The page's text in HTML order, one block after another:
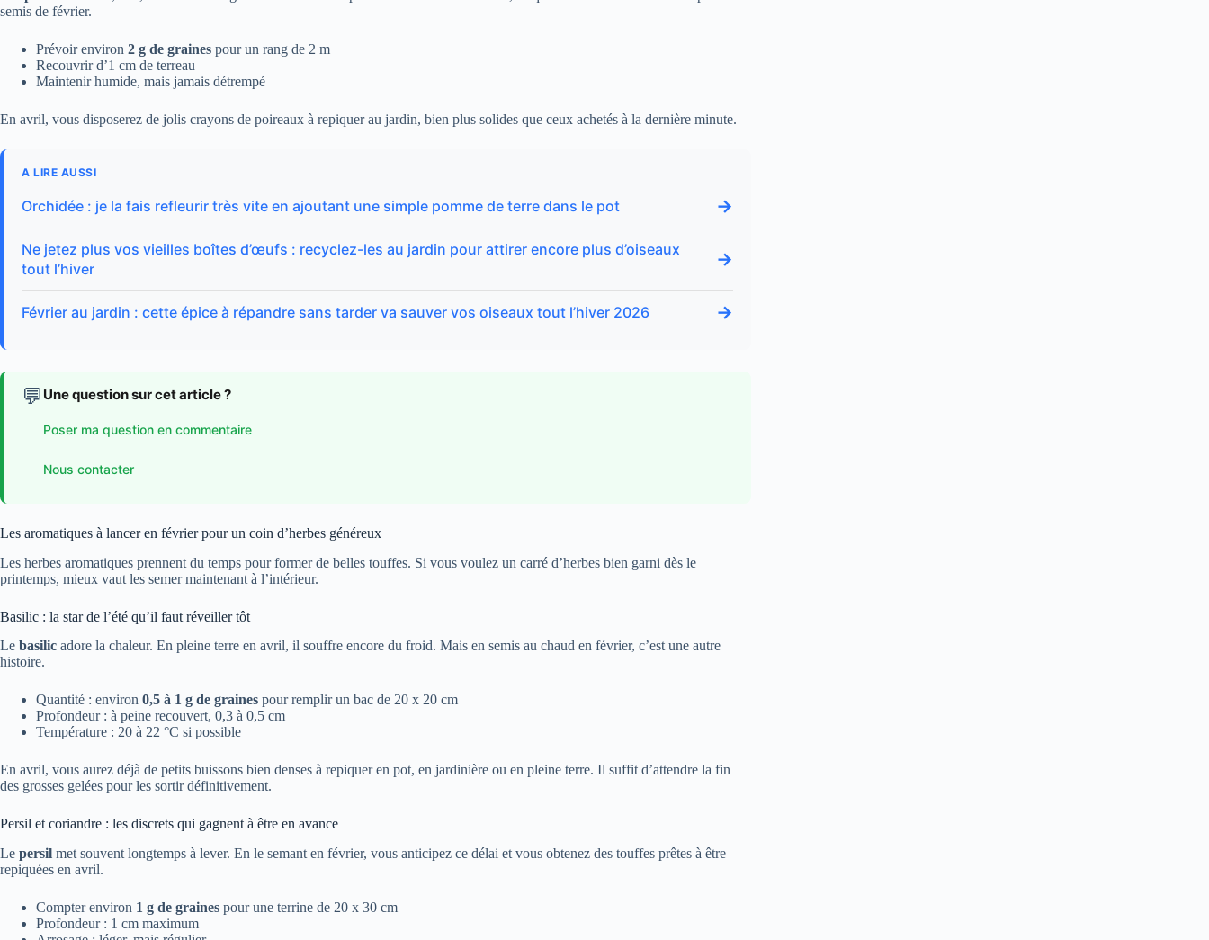
semis de février.
Prévoir environ 2 g de graines pour un rang de 2 m
Recouvrir d’1 cm de terreau
Maintenir humide, mais jamais détrempé
En avril, vous disposerez de jolis crayons de poireaux à repiquer au jardin, bien plus solides que ceux achetés à la dernière minute.
A LIRE AUSSI
Orchidée : je la fais refleurir très vite en ajoutant une simple pomme de terre dans le pot →
Ne jetez plus vos vieilles boîtes d’œufs : recyclez-les au jardin pour attirer encore plus d’oiseaux
tout l’hiver
→
Février au jardin : cette épice à répandre sans tarder va sauver vos oiseaux tout l’hiver 2026 →
💬 Une question sur cet article ?
Poser ma question en commentaire
Nous contacter
Les aromatiques à lancer en février pour un coin d’herbes généreux
Les herbes aromatiques prennent du temps pour former de belles touffes. Si vous voulez un carré d’herbes bien garni dès le
printemps, mieux vaut les semer maintenant à l’intérieur.
Basilic : la star de l’été qu’il faut réveiller tôt
Le basilic adore la chaleur. En pleine terre en avril, il souffre encore du froid. Mais en semis au chaud en février, c’est une autre
histoire.
Quantité : environ 0,5 à 1 g de graines pour remplir un bac de 20 x 20 cm
Profondeur : à peine recouvert, 0,3 à 0,5 cm
Température : 20 à 22 °C si possible
En avril, vous aurez déjà de petits buissons bien denses à repiquer en pot, en jardinière ou en pleine terre. Il suffit d’attendre la fin
des grosses gelées pour les sortir définitivement.
Persil et coriandre : les discrets qui gagnent à être en avance
Le persil met souvent longtemps à lever. En le semant en février, vous anticipez ce délai et vous obtenez des touffes prêtes à être
repiquées en avril.
Compter environ 1 g de graines pour une terrine de 20 x 30 cm
Profondeur : 1 cm maximum